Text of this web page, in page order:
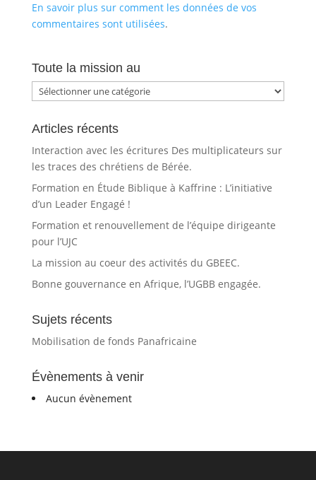
En savoir plus sur comment les données de vos
commentaires sont utilisées.
Toute la mission au
Toute
la
mission
au
Articles récents
Interaction avec les écritures Des multiplicateurs sur
les traces des chrétiens de Bérée.
Formation en Étude Biblique à Kaffrine : L’initiative
d’un Leader Engagé !
Formation et renouvellement de l’équipe dirigeante
pour l’UJC
La mission au coeur des activités du GBEEC.
Bonne gouvernance en Afrique, l’UGBB engagée.
Sujets récents
Mobilisation de fonds Panafricaine
Évènements à venir
Aucun évènement